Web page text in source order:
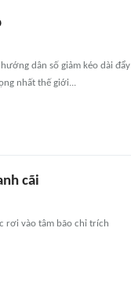
dân số giảm kéo dài đẩy
nhất thế giới...
cãi
rơi vào tâm bão chỉ trích